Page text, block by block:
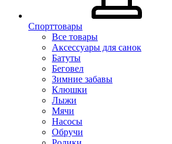
Спорттовары
Все товары
Аксессуары для санок
Батуты
Беговел
Зимние забавы
Клюшки
Лыжи
Мячи
Насосы
Обручи